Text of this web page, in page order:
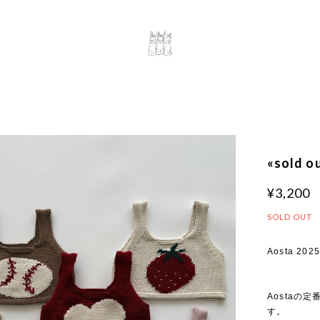
«sold
¥3,200
SOLD OUT
Aosta
Aostaの定
す。